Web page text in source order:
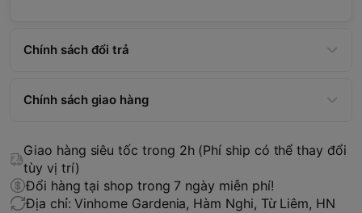
Chính sách đổi trả
Chính sách giao hàng
Giao hàng siêu tốc trong 2h (Phí ship có thể thay đổi
tùy vị trí)
Đổi hàng tại shop trong 7 ngày miễn phí!
Địa chỉ: Vinhome Gardenia, Hàm Nghi, Từ Liêm, HN